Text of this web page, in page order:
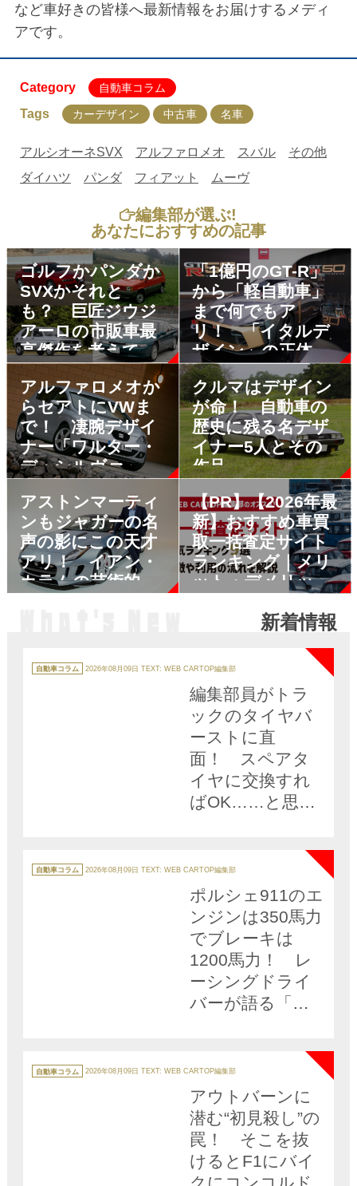
など車好きの皆様へ最新情報をお届けするメディ
アです。
Category 自動車コラム
Tags カーデザイン 中古車 名車
アルシオーネSVX アルファロメオ スバル
その他
ダイハツ
パンダ フィアット ムーヴ
編集部が選ぶ!
あなたにおすすめの記事
ゴルフかパンダか
SVXかそれと
も？ 巨匠ジウジ
アーロの市販車最
高傑作を考えてみ
「1億円のGT-R」
から「軽自動車」
まで何でもア
リ！ 「イタルデ
ザイン」の正体と
は？
アルファロメオか
らセアトにVWま
で！ 凄腕デザイ
ナー「ワルター・
デ・シルヴァ」独
台
クルマはデザイン
が命！ 自動車の
歴史に残る名デザ
イナー5人とその
作品
アストンマーティ
ンもジャガーの名
声の影にこの天才
アリ！ イアン・
カラムの芸術的デ
【PR】【2026年最
新】おすすめ車買
取一括査定サイト
ランキング｜メリ
ット・デメリット
新着情報
テ
ゴ
自動車コラム 2026年08月09日 TEXT: WEB CARTOP編集部
NEW
編集部員がトラ
ックのタイヤバ
ーストに直
面！ スペアタ
イヤに交換すれ
ばOK……と思っ
に陥った理由と
は
テ
ゴ
自動車コラム 2026年08月09日 TEXT: WEB CARTOP編集部
ポルシェ911のエ
ンジンは350馬力
でブレーキは
1200馬力！ レ
ーシングドライ
バーが語る「制
カ
テ
ゴ
自動車コラム 2026年08月09日 TEXT: WEB CARTOP編集部
アウトバーンに
潜む“初見殺し”の
罠！ そこを抜
けるとF1にバイ